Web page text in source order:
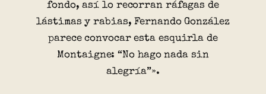
fondo, así lo recorran ráfagas de
lástimas y rabias, Fernando González
parece convocar esta esquirla de
Montaigne: “No hago nada sin
alegría”».